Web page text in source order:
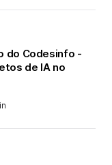
do Codesinfo -
de IA no